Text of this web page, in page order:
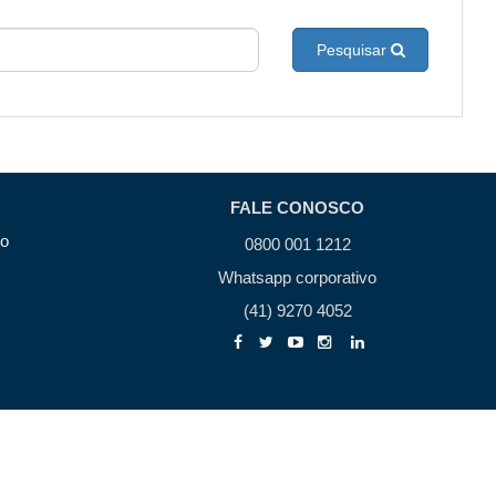
Pesquisar
FALE CONOSCO
0800 001 1212
Whatsapp corporativo
(41) 9270 4052